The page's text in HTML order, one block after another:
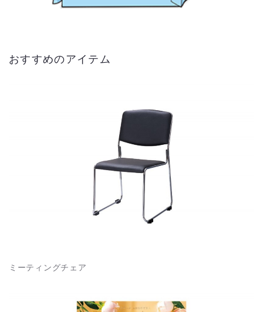
おすすめのアイテム
ミーティングチェア